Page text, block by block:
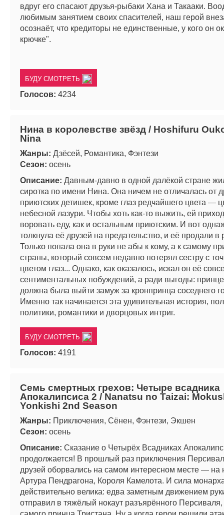
вдруг его спасают друзья-рыбаки Хана и Такааки.
любимым занятием своих спасителей, наш герой
осознаёт, что кредиторы не единственные, у кого он
крючке".
БУДУ СМОТРЕТЬ
Голосов: 4234
Нина в королевстве звёзд / Hoshifuru
Nina
Жанры: Дзёсей, Романтика, Фэнтези
Сезон: осень
Описание: Давным-давно в одной далёкой стране
сиротка по имени Нина. Она ничем не отличалась от
приютских детишек, кроме глаз редчайшего цвета —
небесной лазури. Чтобы хоть как-то выжить, ей
воровать еду, как и остальным приютским. И вот
толкнула её друзей на предательство, и её продали в
Только попала она в руки не абы к кому, а к самому
страны, который совсем недавно потерял сестру с
цветом глаз... Однако, как оказалось, искал он её
сентиментальных побуждений, а ради выгоды:
должна была выйти замуж за кронпринца соседнего
Именно так начинается эта удивительная история,
политики, романтики и дворцовых интриг.
БУДУ СМОТРЕТЬ
Голосов: 4191
Семь смертных грехов: Четыре всадника
Апокалипсиса 2 / Nanatsu no Taizai:
Yonkishi 2nd Season
Жанры: Приключения, Сёнен, Фэнтези, Экшен
Сезон: осень
Описание: Сказание о Четырёх Всадниках
продолжается! В прошлый раз приключения
друзей оборвались на самом интересном месте — на
Артура Пендрагона, Короля Камелота. И сила
действительно велика: едва заметным движением
отправил в тяжёлый нокаут разъярённого